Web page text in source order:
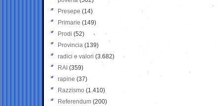
Presepe (14)
Primarie (149)
Prodi (52)
Provincia (139)
radici e valori (3.682)
RAI (359)
rapine (37)
Razzismo (1.410)
Referendum (200)